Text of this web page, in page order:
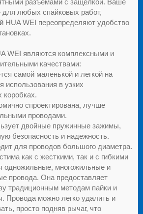
разъемами с защелкой. Ваше
любых спайковых работ,
HUA WEI переопределяют удобство
WEI являются комплексными и
качествами:
самой маленькой и легкой на
использования в узких
коробках.
спроектирована, лучше
проводами.
двойные пружинные зажимы,
безопасность и надежность.
для проводов большого диаметра.
как с жесткими, так и с гибкими
одножильные, многожильные и
провода. Она предоставляет
традиционным методам пайки и
Провода можно легко удалить и
просто подняв рычаг, что